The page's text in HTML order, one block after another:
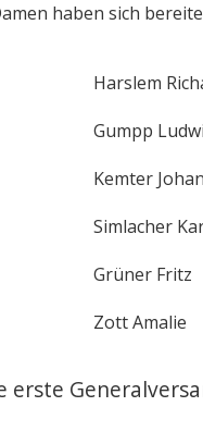
haben sich
Harslem
Gumpp
Kemter
Simlacher
Grüner Fritz
Zott Amalie
erste